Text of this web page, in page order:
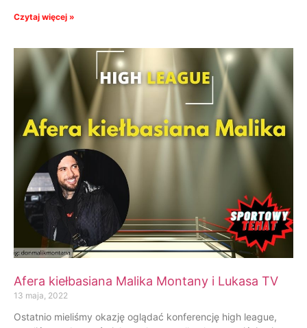
Czytaj więcej »
Afera kiełbasiana Malika Montany i Lukasa TV
13 maja, 2022
Ostatnio mieliśmy okazję oglądać konferencję high league,